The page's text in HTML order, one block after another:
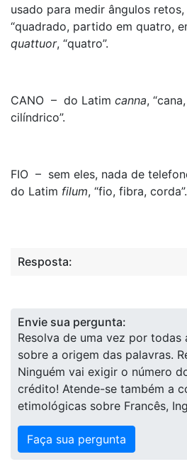
usado para medir ângulos
“quadrado, partido em quatro,
quattuor, “quatro”.
CANO – do Latim canna,
cilíndrico”.
FIO – sem eles, nada de
do Latim filum, “fio, fibra, corda”.
Resposta:
Envie sua pergunta:
Resolva de uma vez por todas
sobre a origem das palavras.
Ninguém vai exigir o número
crédito! Atende-se também a
etimológicas sobre Francês,
Faça sua pergunta